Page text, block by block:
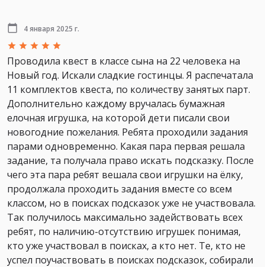
4 января 2025 г.
Проводила квест в классе сына на 22 человека на
Новый год. Искали сладкие гостинцы. Я распечатала
11 комплектов квеста, по количеству занятых парт.
Дополнительно каждому вручалась бумажная
елочная игрушка, на которой дети писали свои
новогодние пожелания. Ребята проходили задания
парами одновременно. Какая пара первая решала
задание, та получала право искать подсказку. После
чего эта пара ребят вешала свои игрушки на ёлку,
продолжала проходить задания вместе со всем
классом, но в поисках подсказок уже не участвовала.
Так получилось максимально задействовать всех
ребят, по наличию-отсутствию игрушек понимая,
кто уже участвовал в поисках, а кто нет. Те, кто не
успел поучаствовать в поисках подсказок, собирали